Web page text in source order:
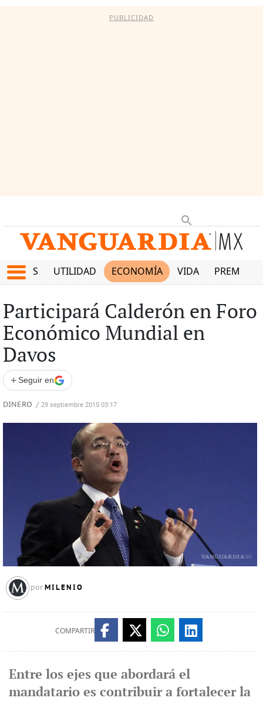
PUBLICIDAD
UTILIDAD ECONOMÍA VIDA PREMIUM
Participará Calderón en Foro
Económico Mundial en
Davos
+ Seguir en
DINERO / 29 septiembre 2015 03:17
por MILENIO
COMPARTIR
Entre los ejes que abordará el
mandatario es contribuir a fortalecer la